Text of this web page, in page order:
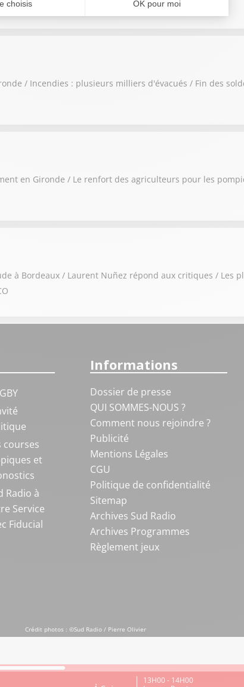
/ Incendies : plusieurs milliers d'évacués / Fin des
en Gironde / Le renfort des agriculteurs pour les
à Bordeaux / Laurent Nuñez répond aux critiques / Les
courses
et
Radio à
Service
Fiducial
Informations
Dossier de presse
QUI SOMMES-NOUS ?
Comment nous rejoindre ?
Publicité
Mentions Légales
CGU
Politique de confidentialité
Sitemap
Archives Sud Radio
Archives Programmes
Règlement jeux
Crédit photos : ©Sud Radio / Pierre Olivier
13H00 - 14H00